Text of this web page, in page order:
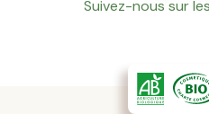
Suivez-nous sur